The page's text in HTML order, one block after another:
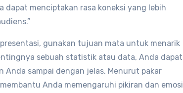
dapat menciptakan rasa koneksi yang lebih
gunakan tujuan mata untuk menarik
sebuah statistik atau data, Anda dapat
sampai dengan jelas. Menurut pakar
Anda memengaruhi pikiran dan emosi